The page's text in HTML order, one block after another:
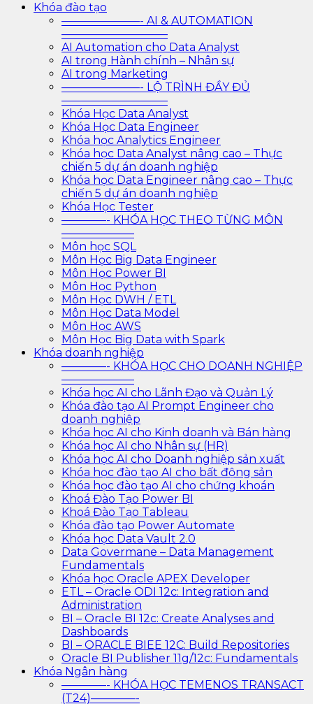
Khóa đào tạo
———————- AI & AUTOMATION
—————————–
AI Automation cho Data Analyst
AI trong Hành chính – Nhân sự
AI trong Marketing
———————- LỘ TRÌNH ĐẦY ĐỦ
—————————–
Khóa Học Data Analyst
Khóa Học Data Engineer
Khóa học Analytics Engineer
Khóa học Data Analyst nâng cao – Thực
chiến 5 dự án doanh nghiệp
Khóa học Data Engineer nâng cao – Thực
chiến 5 dự án doanh nghiệp
Khóa Học Tester
————- KHÓA HỌC THEO TỪNG MÔN
——————–
Môn học SQL
Môn Học Big Data Engineer
Môn Học Power BI
Môn Học Python
Môn Học DWH / ETL
Môn Học Data Model
Môn Học AWS
Môn Học Big Data with Spark
Khóa doanh nghiệp
————- KHÓA HỌC CHO DOANH NGHIỆP
——————–
Khóa học AI cho Lãnh Đạo và Quản Lý
Khóa đào tạo AI Prompt Engineer cho
doanh nghiệp
Khóa học AI cho Kinh doanh và Bán hàng
Khóa học AI cho Nhân sự (HR)
Khóa học AI cho Doanh nghiệp sản xuất
Khóa học đào tạo AI cho bất động sản
Khóa học đào tạo AI cho chứng khoán
Khoá Đào Tạo Power BI
Khoá Đào Tạo Tableau
Khóa đào tạo Power Automate
Khóa học Data Vault 2.0
Data Govermane – Data Management
Fundamentals
Khóa học Oracle APEX Developer
ETL – Oracle ODI 12c: Integration and
Administration
BI – Oracle BI 12c: Create Analyses and
Dashboards
BI – ORACLE BIEE 12C: Build Repositories
Oracle BI Publisher 11g/12c: Fundamentals
Khóa Ngân hàng
————- KHÓA HỌC TEMENOS TRANSACT
(T24)————-